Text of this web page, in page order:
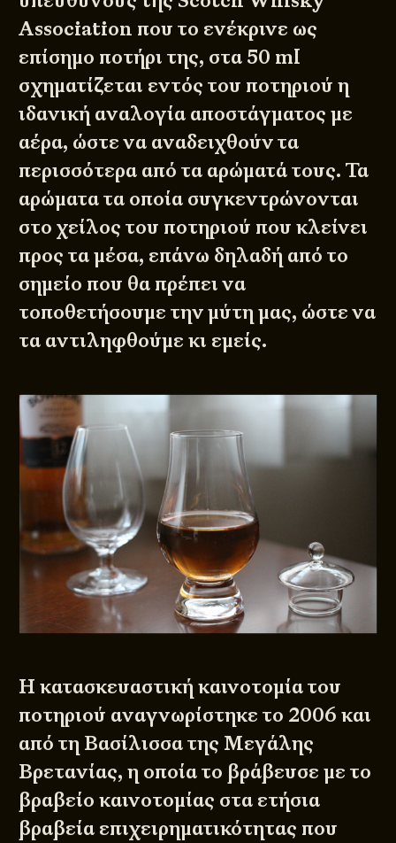
Association που το ενέκρινε ως
επίσημο ποτήρι της, στα 50 ml
σχηματίζεται εντός του ποτηριού η
ιδανική αναλογία αποστάγματος με
αέρα, ώστε να αναδειχθούν τα
περισσότερα από τα αρώματά τους. Τα
αρώματα τα οποία συγκεντρώνονται
στο χείλος του ποτηριού που κλείνει
προς τα μέσα, επάνω δηλαδή από το
σημείο που θα πρέπει να
τοποθετήσουμε την μύτη μας, ώστε να
τα αντιληφθούμε κι εμείς.
Η κατασκευαστική καινοτομία του
ποτηριού αναγνωρίστηκε το 2006 και
από τη Βασίλισσα της Μεγάλης
Βρετανίας, η οποία το βράβευσε με το
βραβείο καινοτομίας στα ετήσια
βραβεία επιχειρηματικότητας που